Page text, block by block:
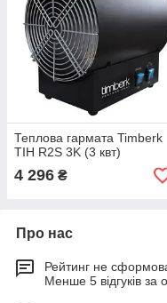
Теплова гармата Timberk
TIH R2S 3K (3 квт)
4 296 ₴
Про нас
Рейтинг не
Менше 5 відгуків за